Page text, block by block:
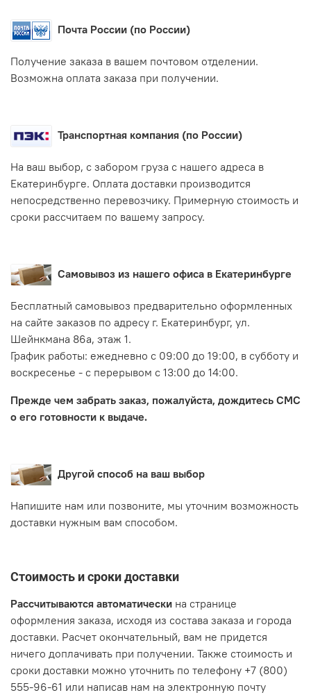
Почта России (по России)
Получение заказа в вашем почтовом отделении.
Возможна оплата заказа при получении.
Транспортная компания (по России)
На ваш выбор, с забором груза с нашего адреса в
Екатеринбурге. Оплата доставки производится
непосредственно перевозчику. Примерную стоимость и
сроки рассчитаем по вашему запросу.
Самовывоз из нашего офиса в Екатеринбурге
Бесплатный самовывоз предварительно оформленных
на сайте заказов по адресу г. Екатеринбург, ул.
Шейнкмана 86а, этаж 1.
График работы: ежедневно с 09:00 до 19:00, в субботу и
воскресенье - с перерывом с 13:00 до 14:00.
Прежде чем забрать заказ, пожалуйста, дождитесь СМС
о его готовности к выдаче.
Другой способ на ваш выбор
Напишите нам или позвоните, мы уточним возможность
доставки нужным вам способом.
Стоимость и сроки доставки
Рассчитываются автоматически на странице
оформления заказа, исходя из состава заказа и города
доставки. Расчет окончательный, вам не придется
ничего доплачивать при получении. Также стоимость и
сроки доставки можно уточнить по телефону +7 (800)
555-96-61 или написав нам на электронную почту